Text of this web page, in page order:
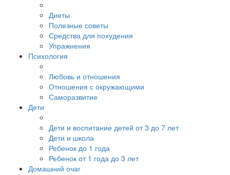
Диеты
Полезные советы
Средства для похудения
Упражнения
Психология
Любовь и отношения
Отношения с окружающими
Саморазвитие
Дети
Дети и воспитание детей от 3 до 7 лет
Дети и школа
Ребенок до 1 года
Ребенок от 1 года до 3 лет
Домашний очаг